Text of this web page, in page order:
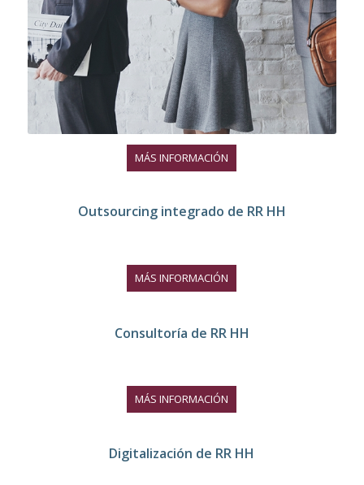
Selección de personal
MÁS INFORMACIÓN
Outsourcing integrado de RR HH
Outsourcing integrado de
Recursos Humanos
MÁS INFORMACIÓN
Consultoría de RR HH
Consultoría de Recursos
Humanos
MÁS INFORMACIÓN
Digitalización de RR HH